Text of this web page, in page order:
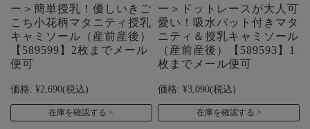
ー＞簡単授乳！優しいきご
こち小花柄マタニティ授乳
キャミソール（産前産後）
【589599】2枚までメール
便可
価格: ¥2,690(税込)
在庫を確認する
ー＞ドットレースが大人可
愛い！吸水パット付きマタ
ニティ＆授乳キャミソール
（産前産後）【589593】1
枚までメール便可
価格: ¥3,090(税込)
在庫を確認する